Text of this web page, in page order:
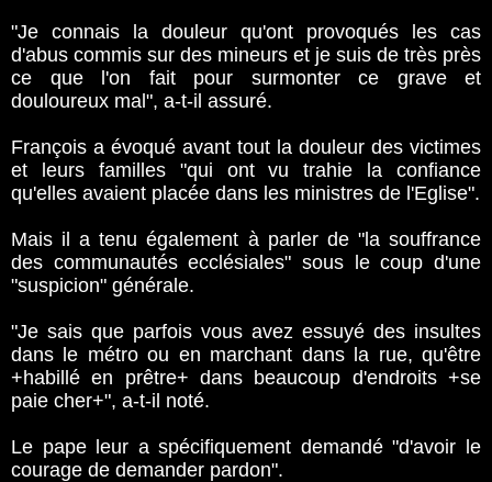
"Je connais la douleur qu'ont provoqués les cas
d'abus commis sur des mineurs et je suis de très près
ce que l'on fait pour surmonter ce grave et
douloureux mal", a-t-il assuré.
François a évoqué avant tout la douleur des victimes
et leurs familles "qui ont vu trahie la confiance
qu'elles avaient placée dans les ministres de l'Eglise".
Mais il a tenu également à parler de "la souffrance
des communautés ecclésiales" sous le coup d'une
"suspicion" générale.
"Je sais que parfois vous avez essuyé des insultes
dans le métro ou en marchant dans la rue, qu'être
+habillé en prêtre+ dans beaucoup d'endroits +se
paie cher+", a-t-il noté.
Le pape leur a spécifiquement demandé "d'avoir le
courage de demander pardon".